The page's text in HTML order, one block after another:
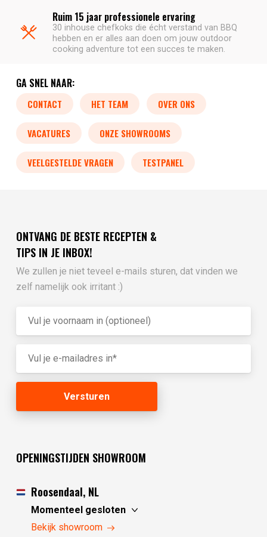
Ruim 15 jaar professionele ervaring
30 inhouse chefkoks die écht verstand van BBQ
hebben en er alles aan doen om jouw outdoor
cooking adventure tot een succes te maken.
GA SNEL NAAR:
CONTACT HET TEAM OVER ONS
VACATURES ONZE SHOWROOMS
VEELGESTELDE VRAGEN TESTPANEL
ONTVANG DE BESTE RECEPTEN &
TIPS IN JE INBOX!
We zullen je niet teveel e-mails sturen, dat vinden we
zelf namelijk ook irritant :)
OPENINGSTIJDEN SHOWROOM
Roosendaal, NL
Momenteel gesloten
zaterdag
Bekijk showroom